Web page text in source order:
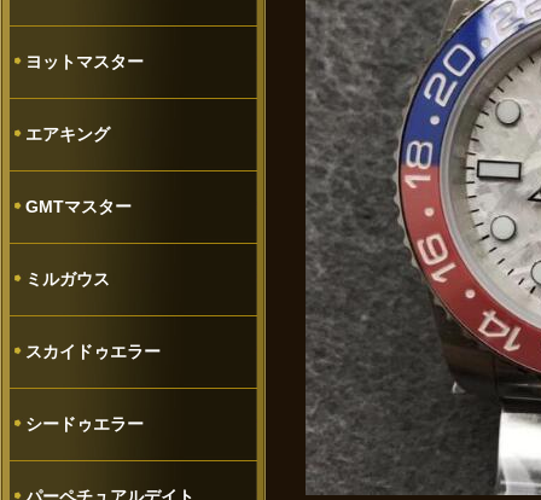
ヨットマスター
エアキング
GMTマスター
ミルガウス
スカイドゥエラー
シードゥエラー